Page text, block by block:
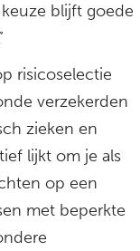
blijft goede
risicoselectie
verzekerden
zieken en
lijkt om je als
op een
met beperkte